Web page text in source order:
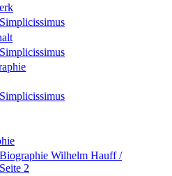
Simplicissimus
Simplicissimus
Simplicissimus
Biographie Wilhelm Hauff /
Seite 2